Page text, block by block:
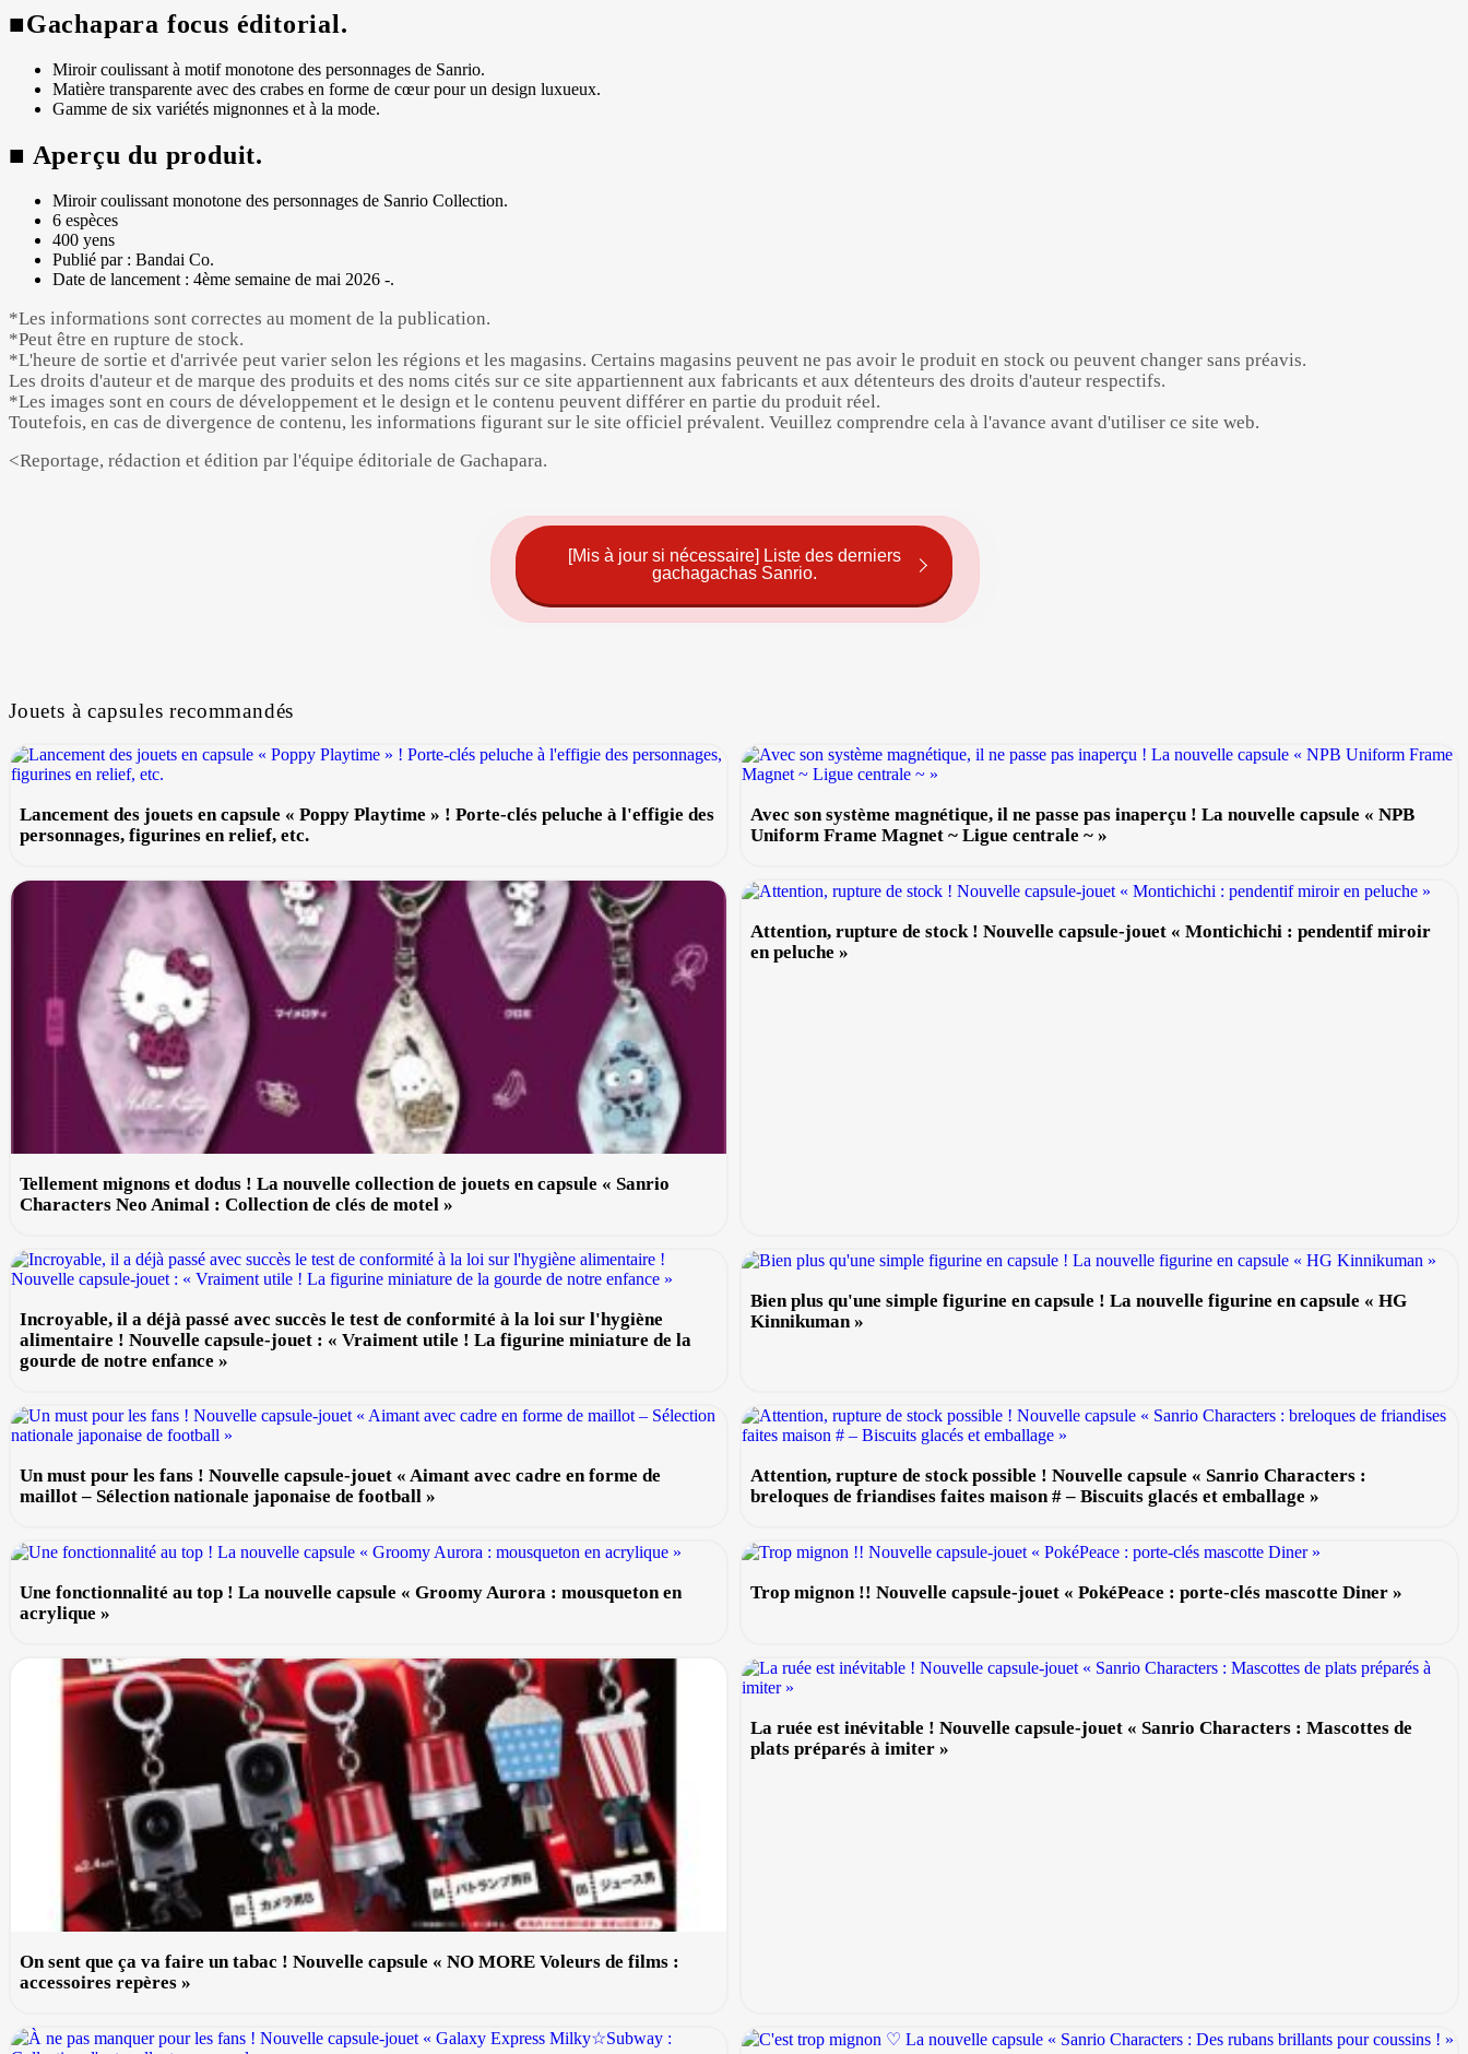
■Gachapara focus éditorial.
Miroir coulissant à motif monotone des personnages de Sanrio.
Matière transparente avec des crabes en forme de cœur pour un design luxueux.
Gamme de six variétés mignonnes et à la mode.
■ Aperçu du produit.
Miroir coulissant monotone des personnages de Sanrio Collection.
6 espèces
400 yens
Publié par : Bandai Co.
Date de lancement : 4ème semaine de mai 2026 -.
*Les informations sont correctes au moment de la publication.
*Peut être en rupture de stock.
*L'heure de sortie et d'arrivée peut varier selon les régions et les magasins. Certains magasins peuvent ne pas avoir le produit en stock ou peuvent changer sans préavis.
Les droits d'auteur et de marque des produits et des noms cités sur ce site appartiennent aux fabricants et aux détenteurs des droits d'auteur respectifs.
*Les images sont en cours de développement et le design et le contenu peuvent différer en partie du produit réel.
Toutefois, en cas de divergence de contenu, les informations figurant sur le site officiel prévalent. Veuillez comprendre cela à l'avance avant d'utiliser ce site web.
<Reportage, rédaction et édition par l'équipe éditoriale de Gachapara.
[Mis à jour si nécessaire] Liste des derniers
gachagachas Sanrio.
Jouets à capsules recommandés
Lancement des jouets en capsule « Poppy Playtime » ! Porte-clés peluche à l'effigie des
personnages, figurines en relief, etc.
Avec son système magnétique, il ne passe pas inaperçu ! La nouvelle capsule « NPB
Uniform Frame Magnet ~ Ligue centrale ~ »
Tellement mignons et dodus ! La nouvelle collection de jouets en capsule « Sanrio
Characters Neo Animal : Collection de clés de motel »
Attention, rupture de stock ! Nouvelle capsule-jouet « Montichichi : pendentif miroir
en peluche »
Incroyable, il a déjà passé avec succès le test de conformité à la loi sur l'hygiène
alimentaire ! Nouvelle capsule-jouet : « Vraiment utile ! La figurine miniature de la
gourde de notre enfance »
Bien plus qu'une simple figurine en capsule ! La nouvelle figurine en capsule « HG
Kinnikuman »
Un must pour les fans ! Nouvelle capsule-jouet « Aimant avec cadre en forme de
maillot – Sélection nationale japonaise de football »
Attention, rupture de stock possible ! Nouvelle capsule « Sanrio Characters :
breloques de friandises faites maison # – Biscuits glacés et emballage »
Une fonctionnalité au top ! La nouvelle capsule « Groomy Aurora : mousqueton en
acrylique »
Trop mignon !! Nouvelle capsule-jouet « PokéPeace : porte-clés mascotte Diner »
On sent que ça va faire un tabac ! Nouvelle capsule « NO MORE Voleurs de films :
accessoires repères »
La ruée est inévitable ! Nouvelle capsule-jouet « Sanrio Characters : Mascottes de
plats préparés à imiter »